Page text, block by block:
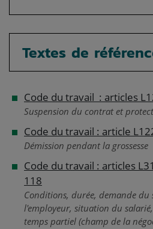
Textes de
Code du travail : articles
Suspension du contrat et
Code du travail : article
Démission pendant la grossesse
Code du travail : articles
118
Conditions, durée, demande du
l'employeur, situation du
temps partiel (champ de la